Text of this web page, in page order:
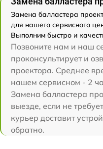
Замена балластера
для нашего сервисного
Выполним быстро и
Позвоните нам и наш
проконсультирует и
проектора. Среднее
нашем сервисном - 2
Замена балластера
выезде, если не
курьер доставит
обратно.